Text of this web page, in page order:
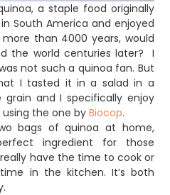
a staple food originally
South America and enjoyed
than 4000 years, would
the world centuries later? I
not such a quinoa fan. But
I tasted it in a salad in a
grain and I specifically enjoy
using the one byBiocop.
bags of quinoa at home,
ingredient for those
have the time to cook or
in the kitchen. It’s both